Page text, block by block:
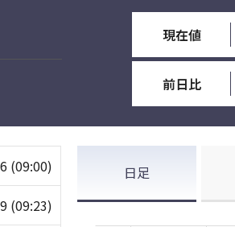
現在値
前日比
(09:00)
(09:23)
日足